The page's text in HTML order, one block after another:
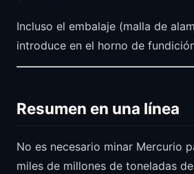
Incluso el embalaje (malla de
introduce en el horno de
Resumen en una línea
No es necesario minar Mercurio
miles de millones de toneladas